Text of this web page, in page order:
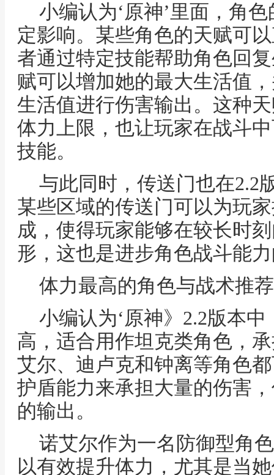
小编认为‘原神’里面，角
定影响。某些角色的天赋可
者通过特定技能帮助角色回
赋可以增加她的最大生活值
生活值进行伤害输出。这种
体力上限，也让玩家在战斗
技能。
与此同时，传送门也在2.2
某些区域的传送门可以为玩
成，使得玩家能够在较长时
形，这也是进步角色战斗能
体力最高的角色与战术推荐
小编认为‘原神》2.2版本
高，适合用作坦克类角色，
艾尔、迪卢克和钟离等角色
护盾能力来承担大量的伤害
的输出。
诺艾尔作为一名防御型角
以有效提升体力，尤其是当